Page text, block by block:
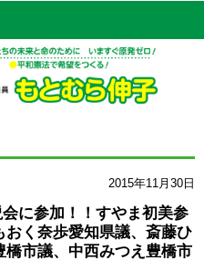
2015年11月30日
会に参加！！すやま初美参
おく奈歩愛知県議、斎藤ひ
市議、中西みつえ豊橋市